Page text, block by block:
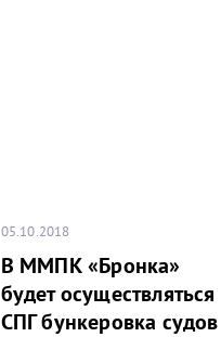
05.10.2018
В ММПК «Бронка»
будет осуществляться
СПГ бункеровка судов